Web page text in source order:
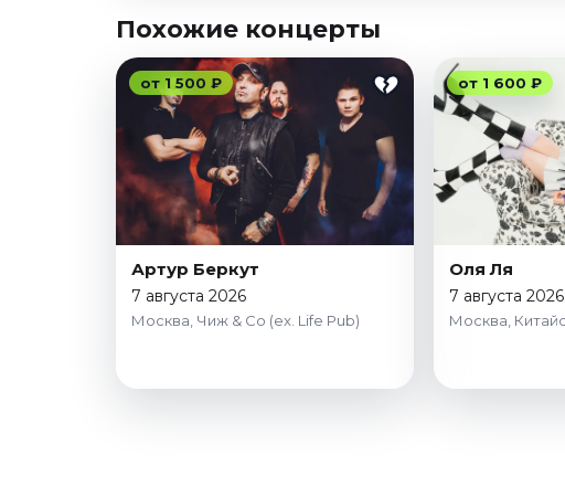
Похожие концерты
от 1 500 ₽
Артур Беркут
7 августа 2026
Москва, Чиж & Co (ex. Life Pub)
от 1 600 ₽
Оля Ля
7 августа 2026
Москва,